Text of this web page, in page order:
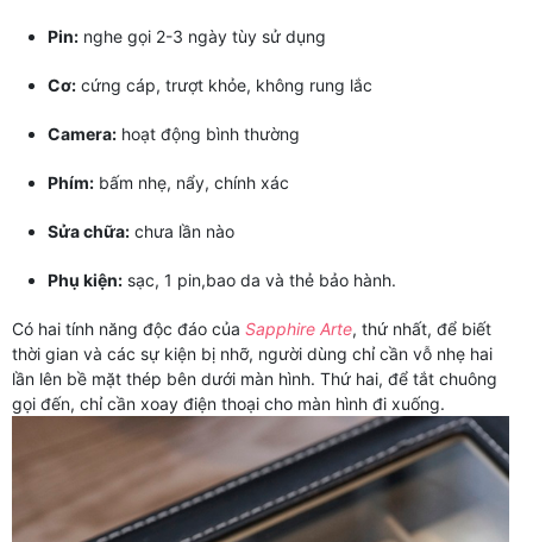
Pin: nghe gọi 2-3 ngày tùy sử dụng
Cơ: cứng cáp, trượt khỏe, không rung lắc
Camera: hoạt động bình thường
Phím: bấm nhẹ, nẩy, chính xác
Sửa chữa: chưa lần nào
Phụ kiện: sạc, 1 pin,bao da và thẻ bảo hành.
Có hai tính năng độc đáo của Sapphire Arte, thứ nhất, để biết
thời gian và các sự kiện bị nhỡ, người dùng chỉ cần vỗ nhẹ hai
lần lên bề mặt thép bên dưới màn hình. Thứ hai, để tắt chuông
gọi đến, chỉ cần xoay điện thoại cho màn hình đi xuống.